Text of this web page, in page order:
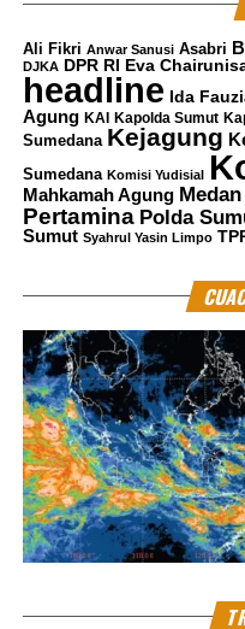
kepadanya mengenai
lakukan ketika dimintai
Namun Rita Widyasari
Azis karena dirasa berat
cerita tersebut.
“Hanya mustahil saja
tanpa dikenalkan.
ketakutan,” tuturnya.
Sehingga mustahil bagi
permintaan Azis
“Mustahil, enggak
Diberitakan Jaksa KPK
memberi uang secara
ribu dolar Amerika
2020 hingga April 2021.
Ali Fikri Anwar Sanusi Asabri
DJKA
DPR RI Eva
headline Ida
Agung KAI Kapolda Sumut
Sumedana Kejagung
Sumedana Komisi Yudisial
Mahkamah Agung Medan
Pertamina Polda
Sumut Syahrul Yasin Limpo